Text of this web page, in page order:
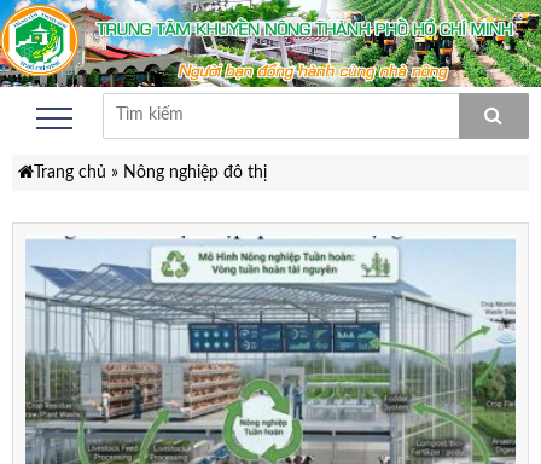
Trang chủ » Nông nghiệp đô thị